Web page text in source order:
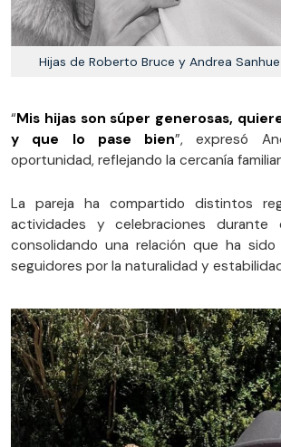
Hijas de Roberto Bruce y Andrea
“Mis hijas son súper generosas,
y que lo pase bien”, expresó
oportunidad, reflejando la cercanía
La pareja ha compartido distintos
actividades y celebraciones durante
consolidando una relación que ha
seguidores por la naturalidad y